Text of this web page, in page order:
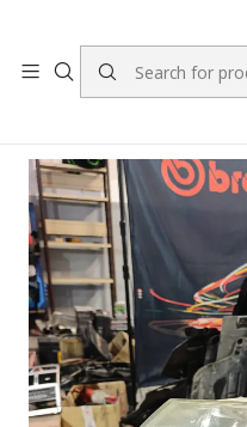
Home LOJA
Óptica Esquerda